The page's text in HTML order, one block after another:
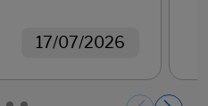
17/07/2026